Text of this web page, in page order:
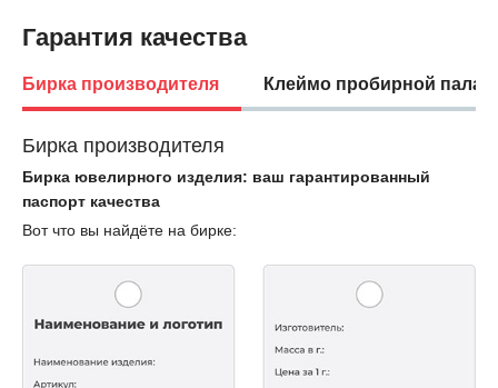
Гарантия качества
Бирка производителя Клеймо пробирной
Бирка производителя
Бирка ювелирного изделия: ваш гарантированный
паспорт качества
Вот что вы найдёте на бирке: